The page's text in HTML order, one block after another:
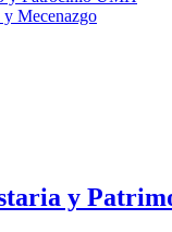
Mecenazgo
y